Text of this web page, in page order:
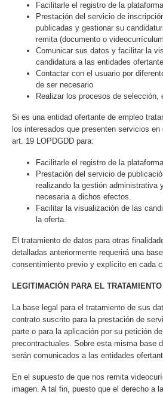
Facilitarle el registro de la
Prestación del servicio de
publicadas y gestionar su
remita (documento o
Comunicar sus datos y facilitar la
candidatura a las entidades
Contactar con el usuario por
de ser necesario
Realizar los procesos de selección,
Si es una entidad ofertante de empleo
los interesados que presenten servicios
art. 19 LOPDGDD para:
Facilitarle el registro de la
Prestación del servicio de
realizando la gestión administrativa
necesaria a dichos efectos.
Facilitar la visualización de las
la oferta.
El tratamiento de datos para otras
detalladas anteriormente requerirá una
consentimiento previo y explícito en cada
LEGITIMACIÓN PARA EL
La base legal para el tratamiento de sus
contrato suscrito para la prestación de
parte o para la aplicación por su petición
precontractuales. Sobre esta misma base
serán comunicados a las entidades
En el supuesto de que nos remita
imagen. A tal fin, puesto que el derecho a